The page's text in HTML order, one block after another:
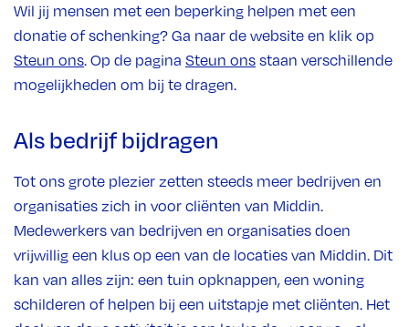
Wil jij mensen met een beperking helpen met een
donatie of schenking? Ga naar de website en klik op
Steun ons. Op de pagina Steun ons staan verschillende
mogelijkheden om bij te dragen.
Als bedrijf bijdragen
Tot ons grote plezier zetten steeds meer bedrijven en
organisaties zich in voor cliënten van Middin.
Medewerkers van bedrijven en organisaties doen
vrijwillig een klus op een van de locaties van Middin. Dit
kan van alles zijn: een tuin opknappen, een woning
schilderen of helpen bij een uitstapje met cliënten. Het